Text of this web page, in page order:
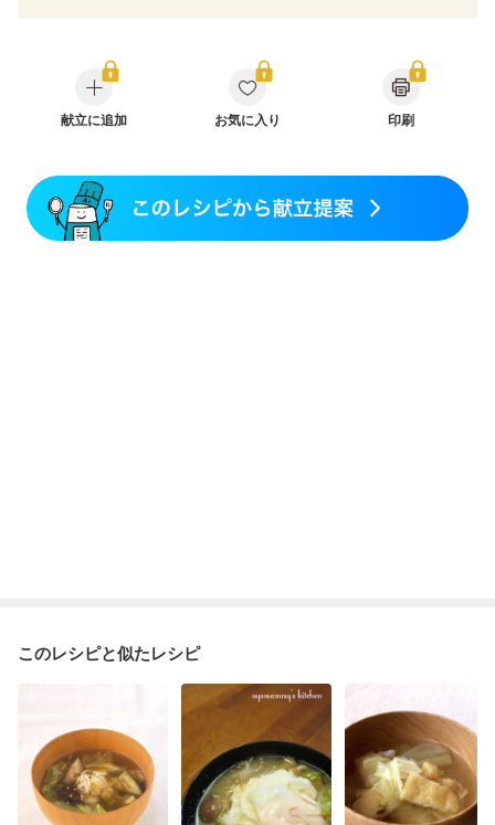
糖尿病性腎症（第１期）
糖尿病性腎症（第２期）
糖尿病性腎症（第３期）
CKD（ステージ１）
CKD（ステージ２）
CKD（ステージ３a）
乳がん治療を終えた方・経過観察中の方など
味の感じ方が変わった
食欲がない
妊娠中(初期)
妊婦健診・体重増加が気になる（初期）
献立に追加 お気に入り 印刷
このレシピと似たレシピ